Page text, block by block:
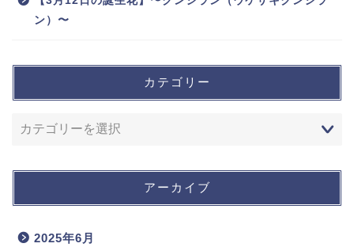
ン）〜
カテゴリー
アーカイブ
2025年6月